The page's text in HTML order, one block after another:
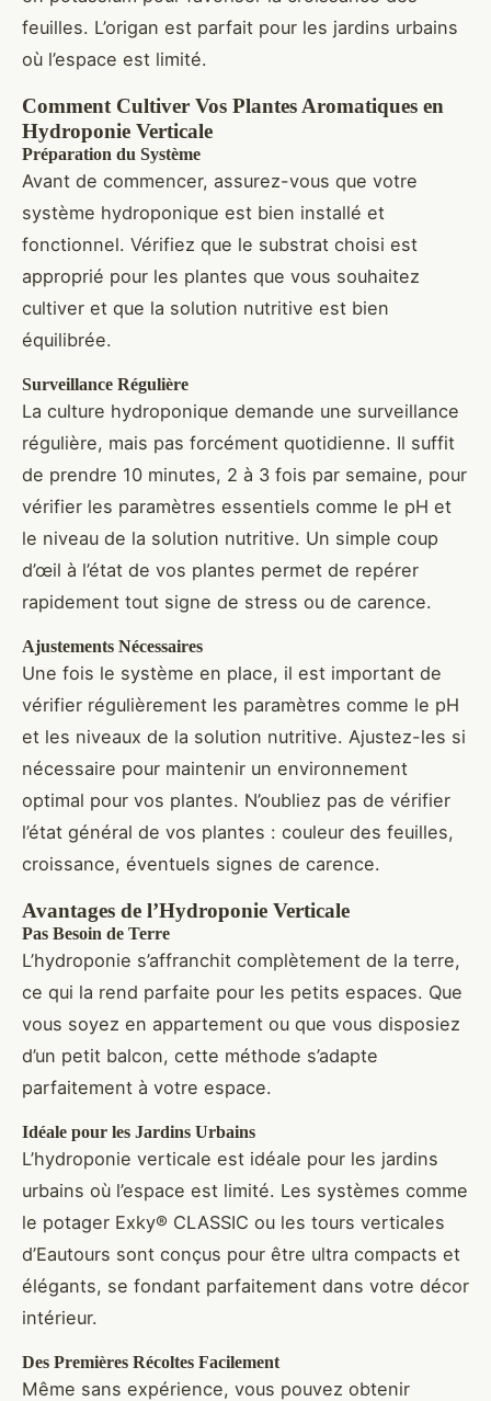
feuilles. L’origan est parfait pour les jardins urbains
où l’espace est limité.
Comment Cultiver Vos Plantes Aromatiques en
Hydroponie Verticale
Préparation du Système
Avant de commencer, assurez-vous que votre
système hydroponique est bien installé et
fonctionnel. Vérifiez que le substrat choisi est
approprié pour les plantes que vous souhaitez
cultiver et que la solution nutritive est bien
équilibrée.
Surveillance Régulière
La culture hydroponique demande une surveillance
régulière, mais pas forcément quotidienne. Il suffit
de prendre 10 minutes, 2 à 3 fois par semaine, pour
vérifier les paramètres essentiels comme le pH et
le niveau de la solution nutritive. Un simple coup
d’œil à l’état de vos plantes permet de repérer
rapidement tout signe de stress ou de carence.
Ajustements Nécessaires
Une fois le système en place, il est important de
vérifier régulièrement les paramètres comme le pH
et les niveaux de la solution nutritive. Ajustez-les si
nécessaire pour maintenir un environnement
optimal pour vos plantes. N’oubliez pas de vérifier
l’état général de vos plantes : couleur des feuilles,
croissance, éventuels signes de carence.
Avantages de l’Hydroponie Verticale
Pas Besoin de Terre
L’hydroponie s’affranchit complètement de la terre,
ce qui la rend parfaite pour les petits espaces. Que
vous soyez en appartement ou que vous disposiez
d’un petit balcon, cette méthode s’adapte
parfaitement à votre espace.
Idéale pour les Jardins Urbains
L’hydroponie verticale est idéale pour les jardins
urbains où l’espace est limité. Les systèmes comme
le potager Exky® CLASSIC ou les tours verticales
d’Eautours sont conçus pour être ultra compacts et
élégants, se fondant parfaitement dans votre décor
intérieur.
Des Premières Récoltes Facilement
Même sans expérience, vous pouvez obtenir